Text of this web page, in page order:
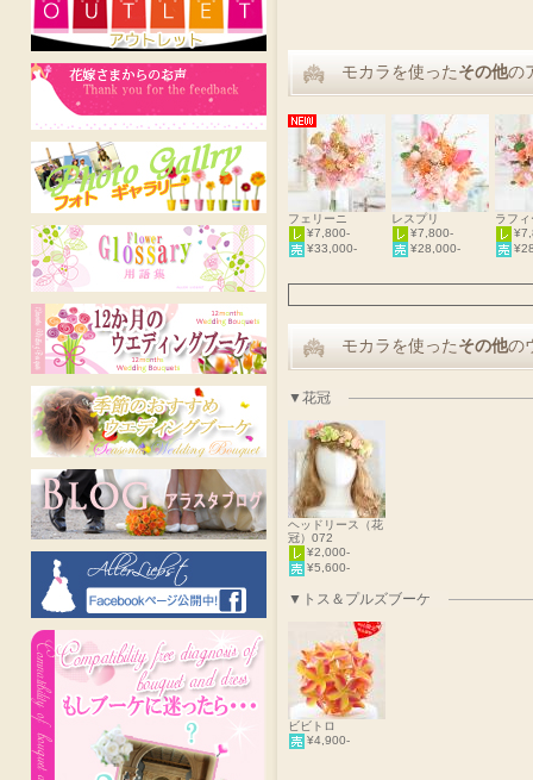
モカラを使ったその他の
フェリーニ
¥7,800-
¥33,000-
レスプリ
¥7,800-
¥28,000-
ラフ
モカラを使ったその他の
▼花冠
ヘッドリース（花
冠）072
¥2,000-
¥5,600-
▼トス＆プルズブーケ
ビビトロ
¥4,900-